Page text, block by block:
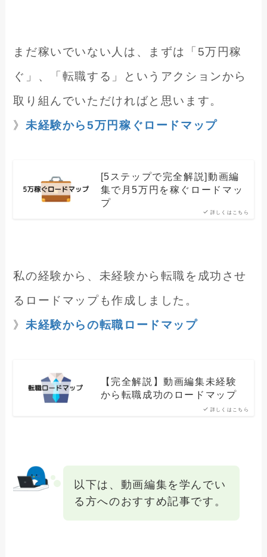
まだ稼いでいない人は、まずは「5万円稼
ぐ」、「転職する」というアクションから
取り組んでいただければと思います。
》 未経験から5万円稼ぐロードマップ
詳しくはこちら
[5ステップで完全解説]動画編
集で月5万円を稼ぐロードマッ
プ
私の経験から、未経験から転職を成功させ
るロードマップも作成しました。
》 未経験からの転職ロードマップ
詳しくはこちら
【完全解説】動画編集未経験
から転職成功のロードマップ
以下は、動画編集を学んでい
る方へのおすすめ記事です。